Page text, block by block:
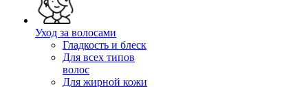
Уход за волосами
Гладкость и блеск
Для всех типов
волос
Для жирной кожи